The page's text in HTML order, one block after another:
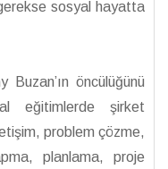
sosyal hayatta
Buzan’ın öncülüğünü
eğitimlerde şirket
problem çözme,
planlama, proje